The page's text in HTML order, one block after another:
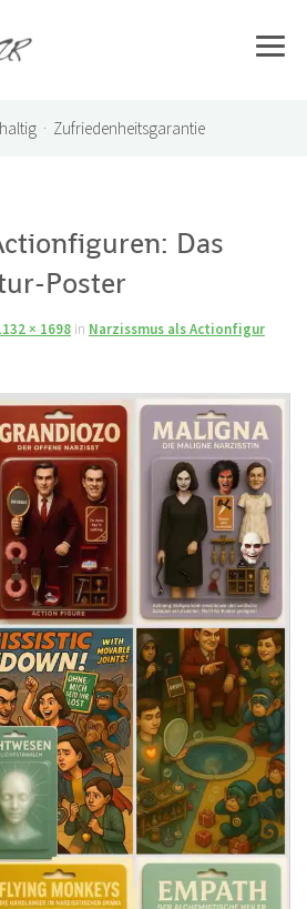
· Zufriedenheitsgarantie
Das
Poster
× 1698 in Narzissmus als Actionfigur